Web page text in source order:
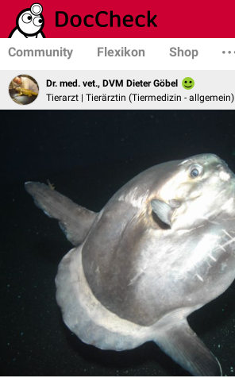
Community Flexikon Shop
Dr. med. vet., DVM Dieter Göbel
Tierarzt | Tierärztin (Tiermedizin - allgemein)